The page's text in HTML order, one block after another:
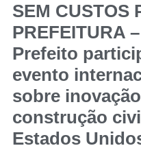
SEM CUSTOS
PREFEITURA –
Prefeito
evento
sobre
construção
Estados